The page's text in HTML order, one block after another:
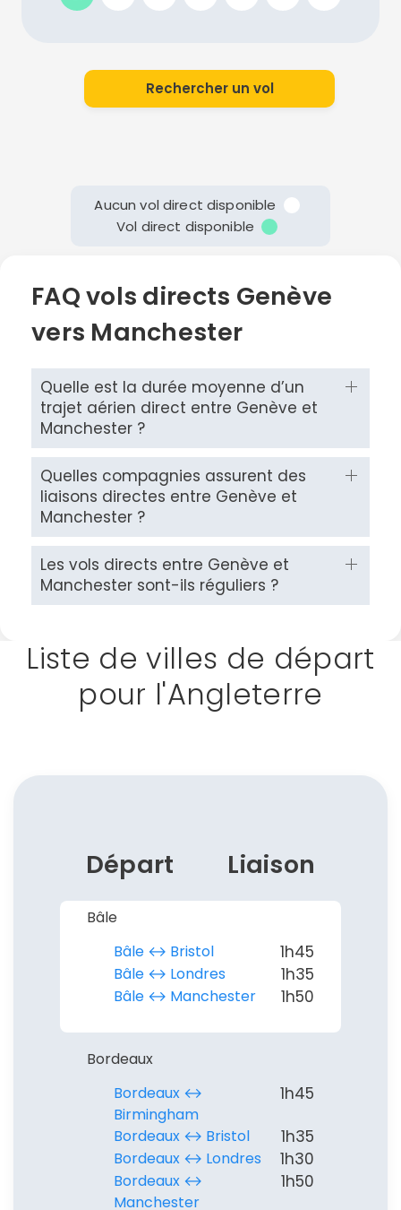
Rechercher un vol
Aucun vol direct disponible
Vol direct disponible
FAQ vols directs Genève
vers Manchester
Quelle est la durée moyenne d’un
trajet aérien direct entre Genève et
Manchester ?
Quelles compagnies assurent des
liaisons directes entre Genève et
Manchester ?
Les vols directs entre Genève et
Manchester sont-ils réguliers ?
Liste de villes de départ
pour l'Angleterre
Départ Liaison
Bâle
Bâle ↔︎ Bristol
1h45
Bâle ↔︎ Londres 1h35
Bâle ↔︎ Manchester 1h50
Bordeaux
Bordeaux ↔︎
Birmingham
1h45
Bordeaux ↔︎ Bristol 1h35
Bordeaux ↔︎ Londres 1h30
Bordeaux ↔︎
Manchester
1h50